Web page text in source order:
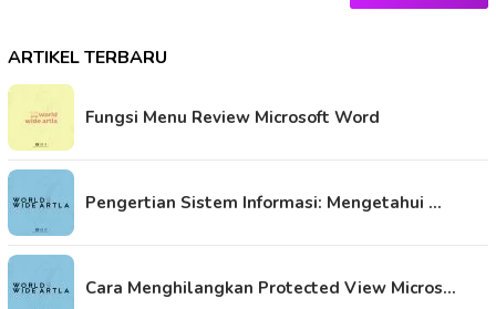
ARTIKEL TERBARU
Fungsi Menu Review Microsoft Word
Pengertian Sistem Informasi: Mengetahui …
Cara Menghilangkan Protected View Micros…